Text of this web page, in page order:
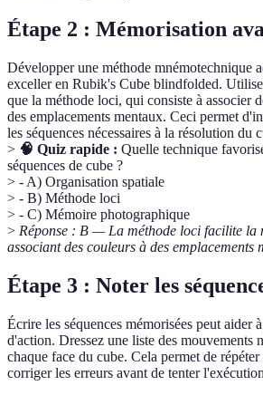
Étape 2 : Mémorisation
Développer une méthode mnémotechnique
exceller en Rubik's Cube blindfolded.
que la méthode loci, qui consiste à associer
des emplacements mentaux. Ceci permet
les séquences nécessaires à la résolution du
> 🧠 Quiz rapide : Quelle technique
séquences de cube ?
> - A) Organisation spatiale
> - B) Méthode loci
> - C) Mémoire photographique
> Réponse : B — La méthode loci facilite la
associant des couleurs à des emplacements
Étape 3 : Noter les
Écrire les séquences mémorisées peut aider
d'action. Dressez une liste des mouvements
chaque face du cube. Cela permet de
corriger les erreurs avant de tenter